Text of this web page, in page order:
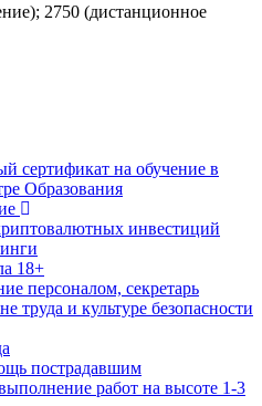
2750 (дистанционное
сертификат на обучение в
Образования
инвестиций
18+
персоналом, секретарь
труда и культуре безопасности
пострадавшим
работ на высоте 1-3